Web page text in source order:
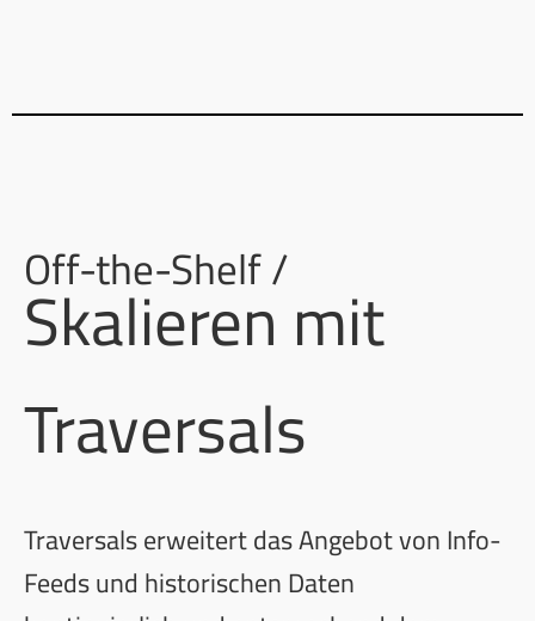
Off-the-Shelf /
Skalieren mit
Traversals
Traversals erweitert das Angebot von Info-
Feeds und historischen Daten